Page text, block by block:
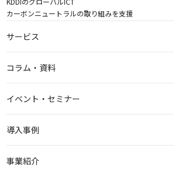
カーボンニュートラルの取り組みを支援
サービス
コラム・資料
イベント・セミナー
導入事例
事業紹介